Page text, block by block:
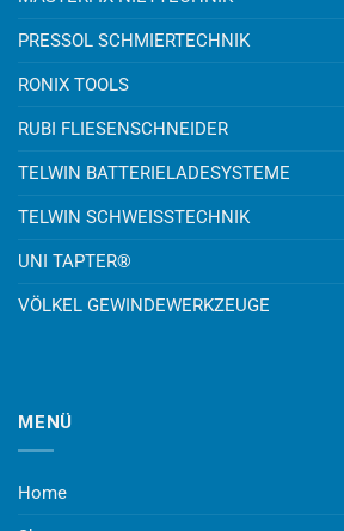
PRESSOL SCHMIERTECHNIK
RONIX TOOLS
RUBI FLIESENSCHNEIDER
TELWIN BATTERIELADESYSTEME
TELWIN SCHWEISSTECHNIK
UNI TAPTER®
VÖLKEL GEWINDEWERKZEUGE
MENÜ
Home